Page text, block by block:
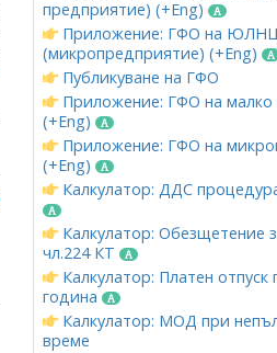
предприятие) (+Eng)
Приложение: ГФО на
(микропредприятие) (+Eng)
Публикуване на ГФО
Приложение: ГФО на малко
(+Eng)
Приложение: ГФО на
(+Eng)
Калкулатор: ДДС
Калкулатор: Обезщетение
чл.224 КТ
Калкулатор: Платен отпуск
година
Калкулатор: МОД при
време